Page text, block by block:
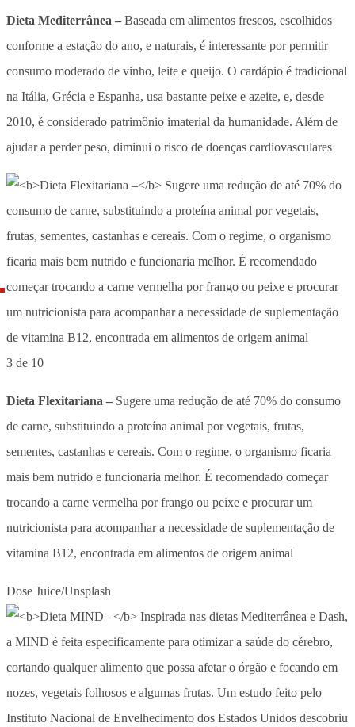
Dieta Mediterrânea – Baseada em alimentos frescos, escolhidos
conforme a estação do ano, e naturais, é interessante por permitir
consumo moderado de vinho, leite e queijo. O cardápio é tradicional
na Itália, Grécia e Espanha, usa bastante peixe e azeite, e, desde
2010, é considerado patrimônio imaterial da humanidade. Além de
ajudar a perder peso, diminui o risco de doenças cardiovasculares
3 de 10
Dieta Flexitariana – Sugere uma redução de até 70% do consumo
de carne, substituindo a proteína animal por vegetais, frutas,
sementes, castanhas e cereais. Com o regime, o organismo ficaria
mais bem nutrido e funcionaria melhor. É recomendado começar
trocando a carne vermelha por frango ou peixe e procurar um
nutricionista para acompanhar a necessidade de suplementação de
vitamina B12, encontrada em alimentos de origem animal
Dose Juice/Unsplash